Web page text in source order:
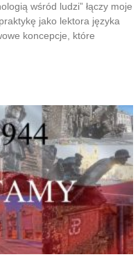
wśród ludzi” łączy moje
jako lektora języka
koncepcje, które